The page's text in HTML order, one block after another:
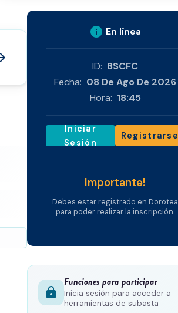
info En línea
ID: BSCFC
Fecha: 08 De Ago De 2026
Hora: 18:45
Iniciar
Sesión
Registrarse
Importante!
Debes estar registrado en Dorotea
para poder realizar la inscripción.
lock
Funciones para participar
Inicia sesión para acceder a
herramientas de subasta